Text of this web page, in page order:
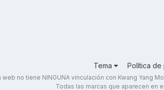
Tema Política de
web no tiene NINGUNA vinculación con Kwang Yang
Todas las marcas que aparecen en